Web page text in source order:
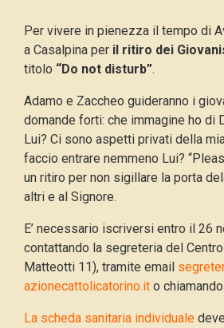
Per vivere in pienezza il tempo di
a Casalpina per il ritiro dei
titolo “Do not disturb”.
Adamo e Zaccheo guideranno i
domande forti: che immagine ho di
Lui? Ci sono aspetti privati della
faccio entrare nemmeno Lui?
un ritiro per non sigillare la porta
altri e al Signore.
E’ necessario iscriversi entro il 26
contattando la segreteria del
Matteotti 11), tramite email
azionecattolicatorino.it o
La scheda sanitaria individuale